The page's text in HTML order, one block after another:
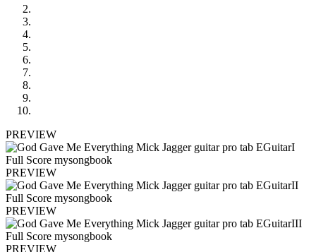
PREVIEW
PREVIEW
PREVIEW
PREVIEW